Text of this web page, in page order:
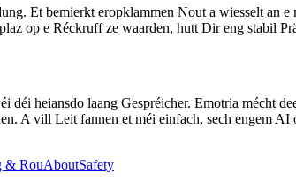
Et bemierkt eropklammen Nout a wiesselt an
op e Réckruff ze waarden, hutt Dir eng stabil
déi heiansdo laang Gespréicher. Emotria
A vill Leit fannen et méi einfach, sech engem
& RouAboutSafety